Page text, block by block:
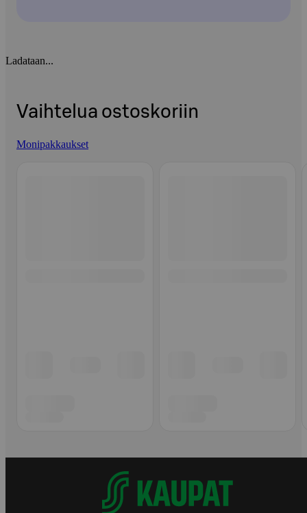
Ladataan...
Vaihtelua ostoskoriin
Monipakkaukset